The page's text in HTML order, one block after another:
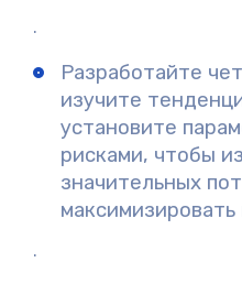
.
Разработайте
изучите
установите
рисками, чтобы
значительных
максимизировать
.